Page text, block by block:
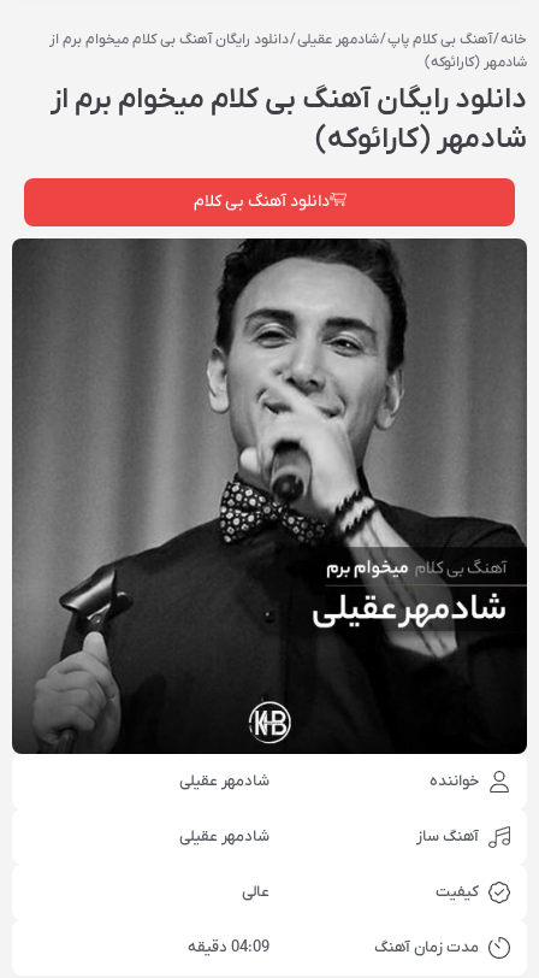
خانه/آهنگ بی کلام پاپ/شادمهر عقیلی/ دانلود رایگان آهنگ بی کلام میخوام برم از
شادمهر (کارائوکه)
دانلود رایگان آهنگ بی کلام میخوام برم از
شادمهر (کارائوکه)
دانلود آهنگ بی کلام
خواننده شادمهر عقیلی
آهنگ ساز شادمهر عقیلی
کیفیت عالی
مدت زمان آهنگ 04:09 دقیقه